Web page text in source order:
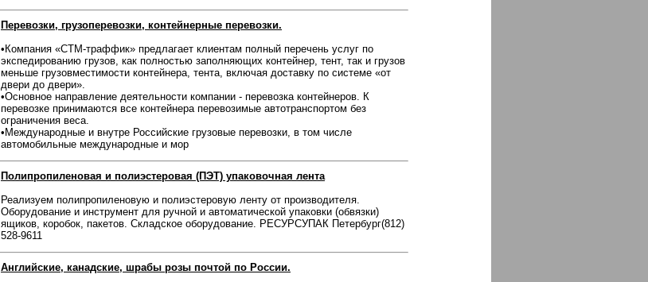
Перевозки, грузоперевозки, контейнерные перевозки.
•Компания «СТМ-траффик» предлагает клиентам полный перечень услуг по
экспедированию грузов, как полностью заполняющих контейнер, тент, так и грузов
меньше грузовместимости контейнера, тента, включая доставку по системе «от
двери до двери».
•Основное направление деятельности компании - перевозка контейнеров. К
перевозке принимаются все контейнера перевозимые автотранспортом без
ограничения веса.
•Международные и внутре Российские грузовые перевозки, в том числе
автомобильные международные и мор
Полипропиленовая и полиэстеровая (ПЭТ) упаковочная лента
Реализуем полипропиленовую и полиэстеровую ленту от производителя.
Оборудование и инструмент для ручной и автоматической упаковки (обвязки)
ящиков, коробок, пакетов. Складское оборудование. РЕСУРСУПАК Петербург(812)
528-9611
Английские, канадские, шрабы розы почтой по России.